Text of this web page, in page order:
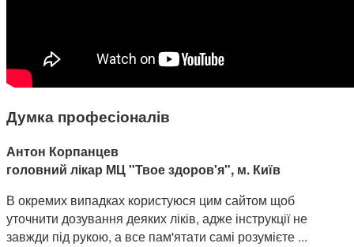
Думка професіоналів
Антон Корпанцев
головний лікар МЦ "Твое здоров'я", м. Київ
В окремих випадках користуюся цим сайтом щоб
уточнити дозування деяких ліків, адже інструкції не
завжди під рукою, а все пам'ятати самі розумієте ...